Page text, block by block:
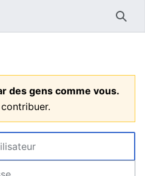
des gens comme vous.